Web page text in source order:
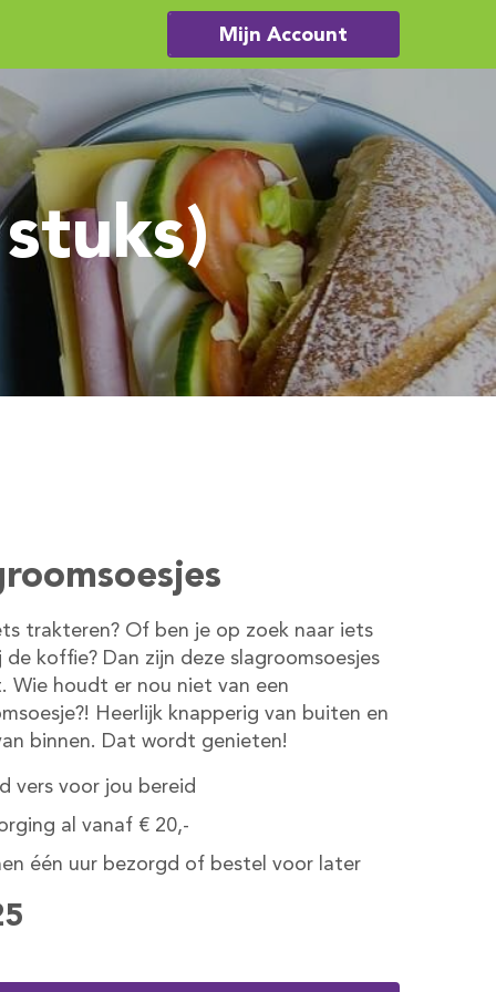
Mijn Account
trakteren? Of ben je op zoek naar iets
de koffie? Dan zijn deze slagroomsoesjes
Wie houdt er nou niet van een
Heerlijk knapperig van buiten en
binnen. Dat wordt genieten!
vers voor jou bereid
al vanaf € 20,-
één uur bezorgd of bestel voor later